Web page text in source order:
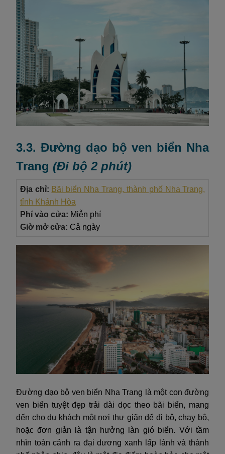
3.3. Đường dạo bộ ven biển Nha
Trang (Đi bộ 2 phút)
Địa chỉ: Bãi biển Nha Trang, thành phố Nha Trang,
tỉnh Khánh Hòa
Phí vào cửa: Miễn phí
Giờ mở cửa: Cả ngày
Đường dạo bộ ven biển Nha Trang là một con đường
ven biển tuyệt đẹp trải dài dọc theo bãi biển, mang
đến cho du khách một nơi thư giãn để đi bộ, chạy bộ,
hoặc đơn giản là tận hưởng làn gió biển. Với tầm
nhìn toàn cảnh ra đại dương xanh lấp lánh và thành